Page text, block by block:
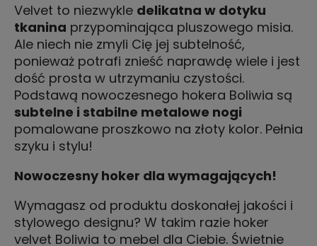
Velvet to niezwykle delikatna w dotyku
tkanina przypominająca pluszowego misia.
Ale niech nie zmyli Cię jej subtelność,
ponieważ potrafi znieść naprawdę wiele i jest
dość prosta w utrzymaniu czystości.
Podstawą nowoczesnego hokera Boliwia są
subtelne i stabilne metalowe nogi
pomalowane proszkowo na złoty kolor. Pełnia
szyku i stylu!
Nowoczesny hoker dla wymagających!
Wymagasz od produktu doskonałej jakości i
stylowego designu? W takim razie hoker
velvet Boliwia to mebel dla Ciebie. Świetnie